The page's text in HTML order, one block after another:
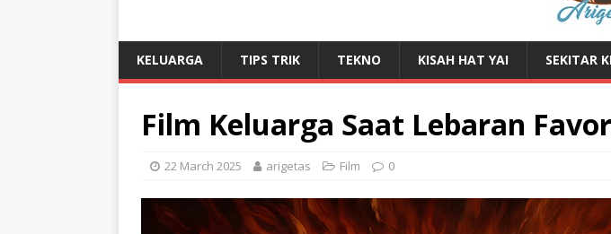
KELUARGA TIPS TRIK TEKNO KISAH HAT YAI SEKITAR
Film Keluarga Saat Lebaran
22 March 2025 arigetas Film 0